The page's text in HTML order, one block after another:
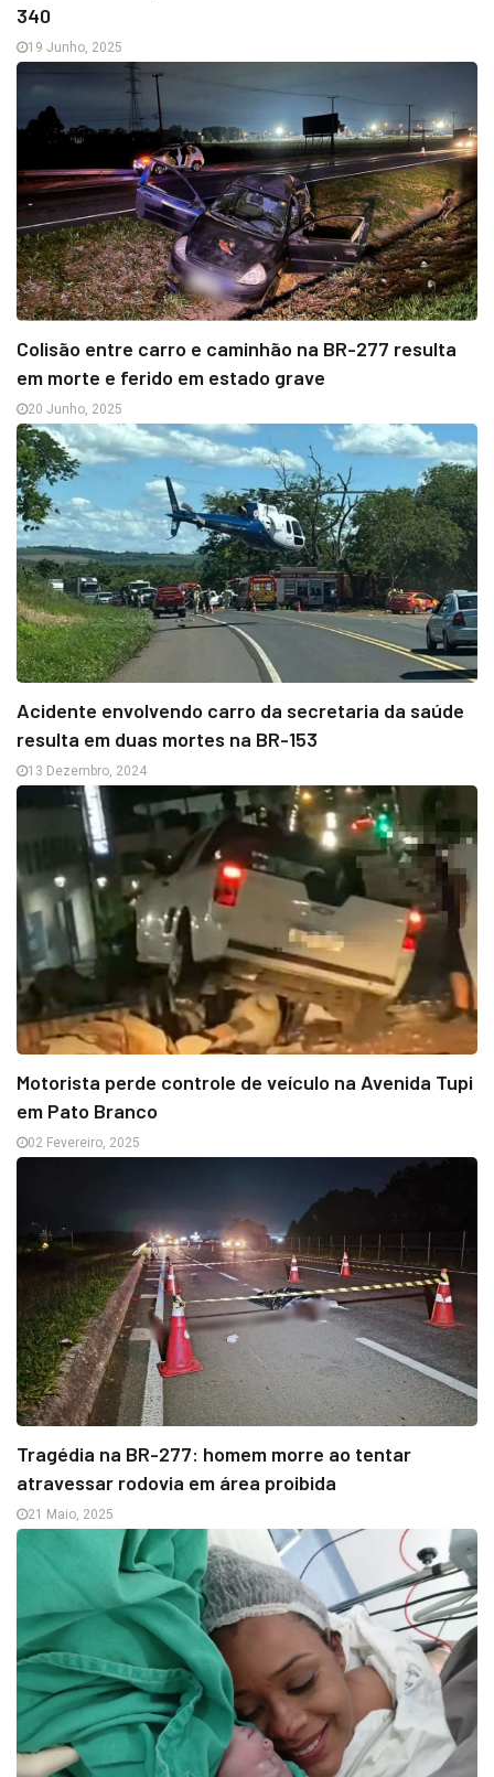
340
19 Junho, 2025
Colisão entre carro e caminhão na BR-277 resulta
em morte e ferido em estado grave
20 Junho, 2025
Acidente envolvendo carro da secretaria da saúde
resulta em duas mortes na BR-153
13 Dezembro, 2024
Motorista perde controle de veículo na Avenida Tupi
em Pato Branco
02 Fevereiro, 2025
Tragédia na BR-277: homem morre ao tentar
atravessar rodovia em área proibida
21 Maio, 2025